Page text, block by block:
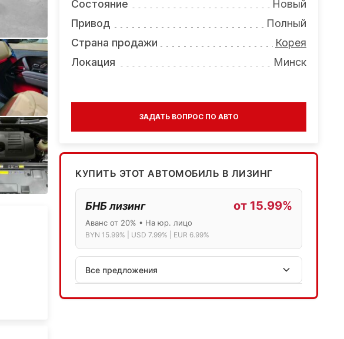
Состояние
Новый
Привод
Полный
Страна продажи
Корея
Локация
Минск
ЗАДАТЬ ВОПРОС ПО АВТО
КУПИТЬ ЭТОТ АВТОМОБИЛЬ В ЛИЗИНГ
БНБ лизинг от 15.99%
Аванс от 20% • На юр. лицо
BYN 15.99% | USD 7.99% | EUR 6.99%
Все предложения
АСБ лизинг